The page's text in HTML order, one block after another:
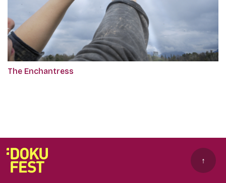
The Enchantress
↑